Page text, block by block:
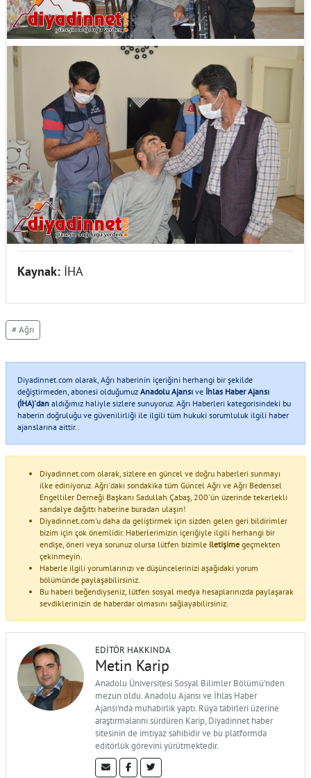
Kaynak: İHA
# Ağrı
Diyadinnet.com olarak, Ağrı haberinin içeriğini herhangi bir şekilde
değiştirmeden, abonesi olduğumuz Anadolu Ajansı ve İhlas Haber Ajansı
(İHA)'dan aldığımız haliyle sizlere sunuyoruz. Ağrı Haberleri kategorisindeki bu
haberin doğruluğu ve güvenilirliği ile ilgili tüm hukuki sorumluluk ilgili haber
ajanslarına aittir..
Diyadinnet.com olarak, sizlere en güncel ve doğru haberleri sunmayı
ilke ediniyoruz. Ağrı'daki sondakika tüm Güncel Ağrı ve Ağrı Bedensel
Engelliler Derneği Başkanı Sadullah Çabaş, 200'ün üzerinde tekerlekli
sandalye dağıttı haberine buradan ulaşın!
Diyadinnet.com'u daha da geliştirmek için sizden gelen geri bildirimler
bizim için çok önemlidir. Haberlerimizin içeriğiyle ilgili herhangi bir
endişe, öneri veya sorunuz olursa lütfen bizimle iletişime geçmekten
çekinmeyin.
Haberle ilgili yorumlarınızı ve düşüncelerinizi aşağıdaki yorum
bölümünde paylaşabilirsiniz.
Bu haberi beğendiyseniz, lütfen sosyal medya hesaplarınızda paylaşarak
sevdiklerinizin de haberdar olmasını sağlayabilirsiniz.
EDITÖR HAKKINDA
Metin Karip
Anadolu Üniversitesi Sosyal Bilimler Bölümü'nden
mezun oldu. Anadolu Ajansı ve İhlas Haber
Ajansı'nda muhabirlik yaptı. Rüya tabirleri üzerine
araştırmalarını sürdüren Karip, Diyadinnet haber
sitesinin de imtiyaz sahibidir ve bu platformda
editörlük görevini yürütmektedir.